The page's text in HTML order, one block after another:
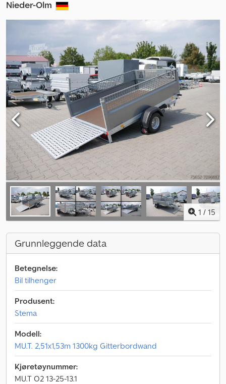
Nieder-Olm
1 / 15
Grunnleggende data
Betegnelse:
Bil tilhenger
Produsent:
Stema
Modell:
MU.T. 2,51x1,53m 1300kg Gitterbordwand
Kjøretøynummer:
MU.T O2 13-25-13.1